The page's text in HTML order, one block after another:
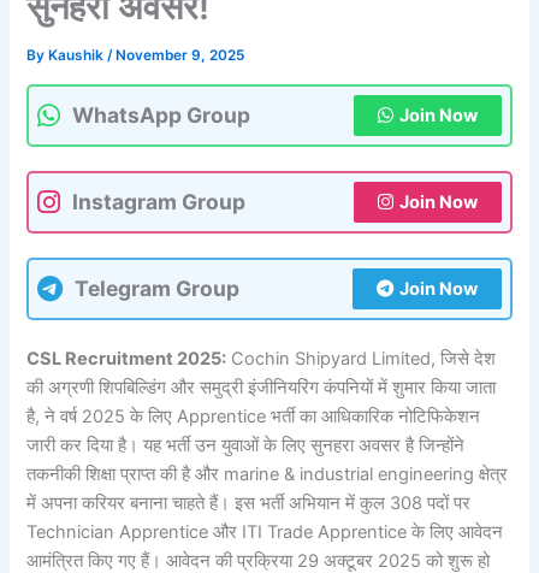
By Kaushik/ November 9, 2025
WhatsApp Group Join Now
Instagram Group Join Now
Telegram Group Join Now
CSL Recruitment 2025: Cochin Shipyard Limited, जिसे देश
की अग्रणी शिपबिल्डिंग और समुद्री इंजीनियरिंग कंपनियों में शुमार किया जाता
है, ने वर्ष 2025 के लिए Apprentice भर्ती का आधिकारिक नोटिफिकेशन
जारी कर दिया है। यह भर्ती उन युवाओं के लिए सुनहरा अवसर है जिन्होंने
तकनीकी शिक्षा प्राप्त की है और marine & industrial engineering क्षेत्र
में अपना करियर बनाना चाहते हैं। इस भर्ती अभियान में कुल 308 पदों पर
Technician Apprentice और ITI Trade Apprentice के लिए आवेदन
आमंत्रित किए गए हैं। आवेदन की प्रक्रिया 29 अक्टूबर 2025 को शुरू हो